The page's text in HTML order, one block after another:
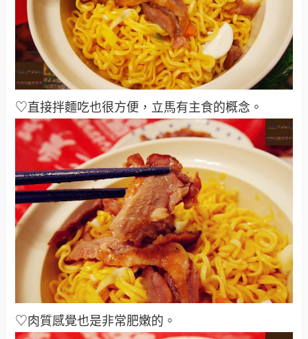
♡直接拌麵吃也很方便，立馬有主食的概念 。
♡肉質感覺也是非常肥嫩的 。